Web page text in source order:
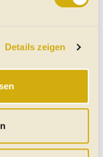
Präferenzen im
bestmögliche
für „Marketing“,
wir Ihren Website-
- mit Klick
entscheiden,
Details zeigen
Ocean
Sozialneid
nicht
auf T6-Basis
sich verbuchen
der Bus mit